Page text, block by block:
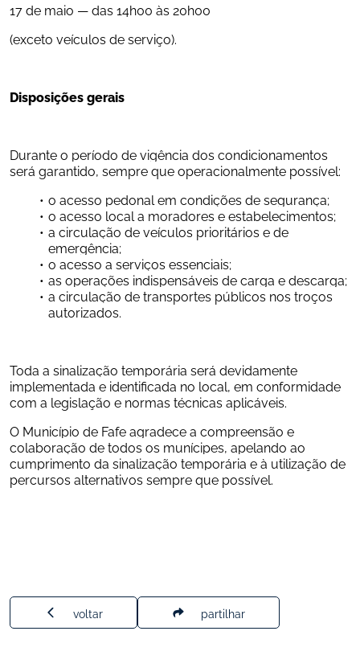
17 de maio — das 14h00 às 20h00
(exceto veículos de serviço).
Disposições gerais
Durante o período de vigência dos condicionamentos
será garantido, sempre que operacionalmente possível:
o acesso pedonal em condições de segurança;
o acesso local a moradores e estabelecimentos;
a circulação de veículos prioritários e de
emergência;
o acesso a serviços essenciais;
as operações indispensáveis de carga e descarga;
a circulação de transportes públicos nos troços
autorizados.
Toda a sinalização temporária será devidamente
implementada e identificada no local, em conformidade
com a legislação e normas técnicas aplicáveis.
O Município de Fafe agradece a compreensão e
colaboração de todos os munícipes, apelando ao
cumprimento da sinalização temporária e à utilização de
percursos alternativos sempre que possível.
voltar partilhar